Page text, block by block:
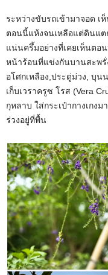
ระหว่างขับรถเข้ามาจอด
ตอนนี้แห้งจนเหลือแต่ดินแต
แน่นครึ้มอย่างที่เคยเห็นตอ
หน้าร้อนที่แข่งกันบานสะพรั่
อโศกเหลือง,ประดู่ม่วง, บุ
เก็บเวราครูซ โรส (Vera
กุหลาบ ใส่กระเป๋ากางเกง
ร่วงอยู่ที่พื้น